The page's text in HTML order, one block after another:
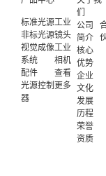
标准光源
非标光源
视觉成像
系统
配件
光源控制
器
工业
镜头
工业
相机
查看
更多
们
公司
简介
核心
优势
企业
文化
发展
历程
荣誉
资质